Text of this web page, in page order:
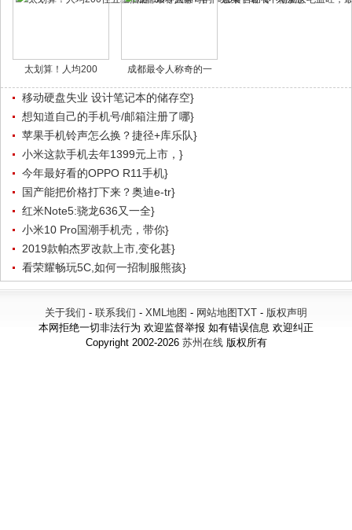
太划算！人均200 成都最令人称奇的一
移动硬盘失业 设计笔记本的储存空}
想知道自己的手机号/邮箱注册了哪}
苹果手机铃声怎么换？捷径+库乐队}
小米这款手机去年1399元上市，}
今年最好看的OPPO R11手机}
国产能把价格打下来？奥迪e-tr}
红米Note5:骁龙636又一全}
小米10 Pro国潮手机壳，带你}
2019款帕杰罗改款上市,变化甚}
看荣耀畅玩5C,如何一招制服熊孩}
关于我们 - 联系我们 - XML地图 - 网站地图TXT - 版权声明
本网拒绝一切非法行为 欢迎监督举报 如有错误信息 欢迎纠正
Copyright 2002-2026 苏州在线版权所有